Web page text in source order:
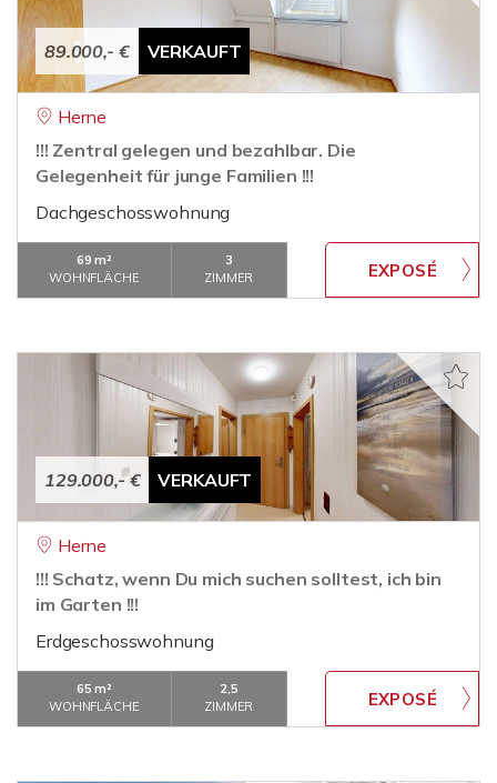
89.000,- € VERKAUFT
Herne
!!! Zentral gelegen und bezahlbar. Die
Gelegenheit für junge Familien !!!
Dachgeschosswohnung
69 m²
WOHNFLÄCHE
3
ZIMMER
129.000,- € VERKAUFT
Herne
!!! Schatz, wenn Du mich suchen solltest, ich bin
im Garten !!!
Erdgeschosswohnung
65 m²
WOHNFLÄCHE
2,5
ZIMMER